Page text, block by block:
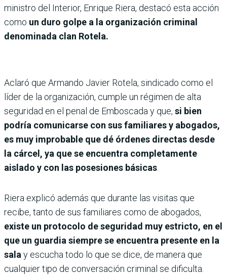
ministro del Interior, Enrique Riera, destacó esta acción
como un duro golpe a la organización criminal
denominada clan Rotela.
Aclaró que Armando Javier Rotela, sindicado como el
líder de la organización, cumple un régimen de alta
seguridad en el penal de Emboscada y que, si bien
podría comunicarse con sus familiares y abogados,
es muy improbable que dé órdenes directas desde
la cárcel, ya que se encuentra completamente
aislado y con las posesiones básicas
Riera explicó además que durante las visitas que
recibe, tanto de sus familiares como de abogados,
existe un protocolo de seguridad muy estricto, en el
que un guardia siempre se encuentra presente en la
sala y escucha todo lo que se dice, de manera que
cualquier tipo de conversación criminal se dificulta.